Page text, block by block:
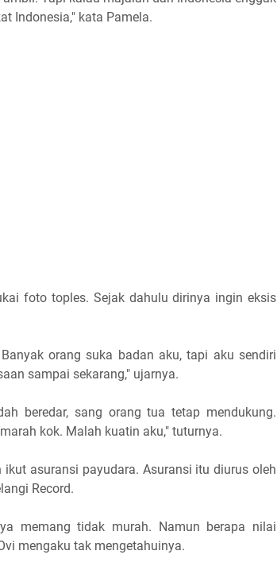
Indonesia," kata Pamela.
foto toples. Sejak dahulu dirinya ingin eksis
orang suka badan aku, tapi aku sendiri
sampai sekarang," ujarnya.
beredar, sang orang tua tetap mendukung.
kok. Malah kuatin aku," tuturnya.
asuransi payudara. Asuransi itu diurus oleh
Record.
memang tidak murah. Namun berapa nilai
mengaku tak mengetahuinya.